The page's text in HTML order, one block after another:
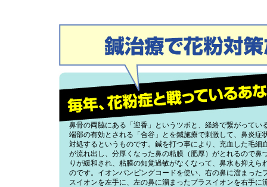
鼻骨の両脇にある「迎香」というツボと、経絡で繋がってい
端部の有効とされる「合谷」とを鍼施療で刺激して、鼻炎症
対処するというものです。鍼を打つ事により、充血した毛細
が流れ出し、分厚くなった鼻の粘膜（肥厚）がとれるので鼻
りが緩和され、粘膜の知覚過敏がなくなって、鼻水も抑えら
のです。イオンパンピングコードを使い、右の鼻に溜まった
スイオンを左手に、左の鼻に溜まったプラスイオンを右手に